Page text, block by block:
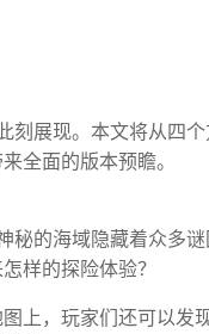
刻展现。本文将从四
全面的版本预瞻。
的海域隐藏着众多谜
样的探险体验？
上，玩家们还可以发